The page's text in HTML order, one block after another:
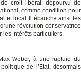
droit libéral, dépourvu de
comme condition pour
et local. Il ébauche ainsi les
révolution conservatrice
les intérêts particuliers.
Weber, à une rupture du
de l’Etat, désormais